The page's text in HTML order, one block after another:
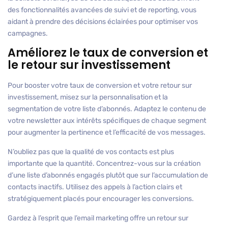
des fonctionnalités avancées de suivi et de reporting, vous
aidant à prendre des décisions éclairées pour optimiser vos
campagnes.
Améliorez le taux de conversion et
le retour sur investissement
Pour booster votre taux de conversion et votre retour sur
investissement, misez sur la personnalisation et la
segmentation de votre liste d’abonnés. Adaptez le contenu de
votre newsletter aux intérêts spécifiques de chaque segment
pour augmenter la pertinence et l’efficacité de vos messages.
N’oubliez pas que la qualité de vos contacts est plus
importante que la quantité. Concentrez-vous sur la création
d’une liste d’abonnés engagés plutôt que sur l’accumulation de
contacts inactifs. Utilisez des appels à l’action clairs et
stratégiquement placés pour encourager les conversions.
Gardez à l’esprit que l’email marketing offre un retour sur